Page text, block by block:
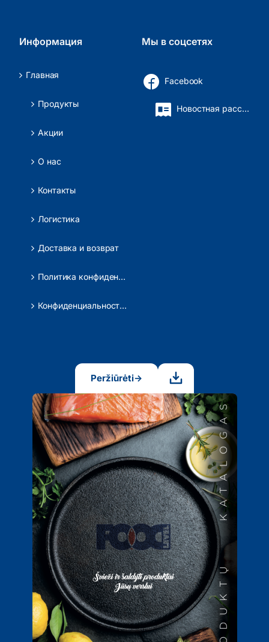
Информация
Главная
Продукты
Акции
О нас
Контакты
Логистика
Доставка и возврат
Политика конфиденциальности
Конфиденциальность данных
Мы в соцсетях
Facebook
Новостная рассылка
Peržiūrėti→